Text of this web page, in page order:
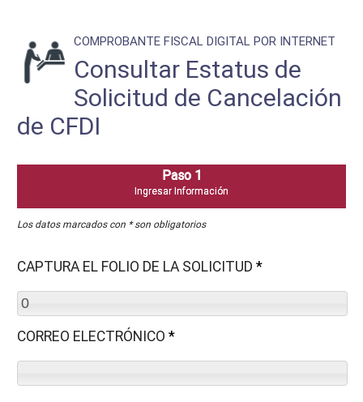
COMPROBANTE FISCAL DIGITAL POR INTERNET
Consultar Estatus de
Solicitud de Cancelación
de CFDI
Los datos marcados con * son obligatorios
CAPTURA EL FOLIO DE LA SOLICITUD*
CORREO ELECTRÓNICO*